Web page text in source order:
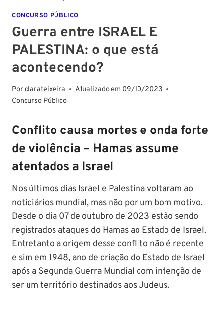
CONCURSO PÚBLICO
Guerra entre ISRAEL E
PALESTINA: o que está
acontecendo?
Porclarateixeira Atualizado em 09/10/2023
Concurso Público
Conflito causa mortes e onda forte
de violência – Hamas assume
atentados a Israel
Nos últimos dias Israel e Palestina voltaram ao
noticiários mundial, mas não por um bom motivo.
Desde o dia 07 de outubro de 2023 estão sendo
registrados ataques do Hamas ao Estado de Israel.
Entretanto a origem desse conflito não é recente
e sim em 1948, ano de criação do Estado de Israel
após a Segunda Guerra Mundial com intenção de
ser um território destinados aos Judeus.